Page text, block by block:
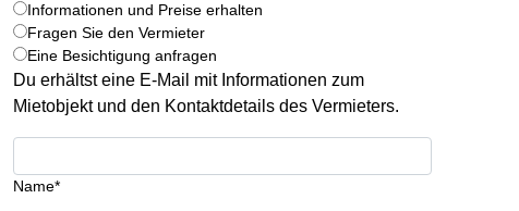
Informationen und Preise erhalten
Fragen Sie den Vermieter
Eine Besichtigung anfragen
Du erhältst eine E-Mail mit Informationen zum
Mietobjekt und den Kontaktdetails des Vermieters.
Name*